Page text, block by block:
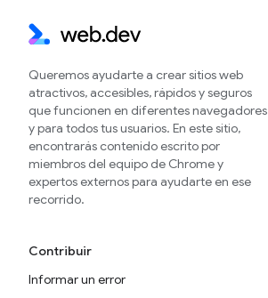
Queremos ayudarte a crear sitios web
atractivos, accesibles, rápidos y seguros
que funcionen en diferentes navegadores
y para todos tus usuarios. En este sitio,
encontrarás contenido escrito por
miembros del equipo de Chrome y
expertos externos para ayudarte en ese
recorrido.
Contribuir
Informar un error